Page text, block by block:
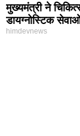
मुख्यमंत्री ने
डायग्नोस्टिक
himdevnews